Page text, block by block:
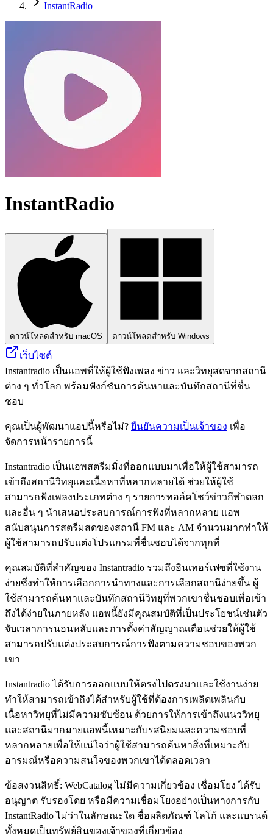
InstantRadio
InstantRadio
ดาวน์โหลดสำหรับ macOS ดาวน์โหลดสำหรับ Windows
เว็บไซต์
Instantradio เป็นแอพที่ให้ผู้ใช้ฟังเพลง ข่าว และวิทยุสดจากสถานี
ต่าง ๆ ทั่วโลก พร้อมฟังก์ชันการค้นหาและบันทึกสถานีที่ชื่น
ชอบ
คุณเป็นผู้พัฒนาแอปนี้หรือไม่? ยืนยันความเป็นเจ้าของ เพื่อ
จัดการหน้ารายการนี้
Instantradio เป็นแอพสตรีมมิ่งที่ออกแบบมาเพื่อให้ผู้ใช้สามารถ
เข้าถึงสถานีวิทยุและเนื้อหาที่หลากหลายได้ ช่วยให้ผู้ใช้
สามารถฟังเพลงประเภทต่าง ๆ รายการทอล์คโชว์ข่าวกีฬาตลก
และอื่น ๆ นำเสนอประสบการณ์การฟังที่หลากหลาย แอพ
สนับสนุนการสตรีมสดของสถานี FM และ AM จำนวนมากทำให้
ผู้ใช้สามารถปรับแต่งโปรแกรมที่ชื่นชอบได้จากทุกที่
คุณสมบัติที่สำคัญของ Instantradio รวมถึงอินเทอร์เฟซที่ใช้งาน
ง่ายซึ่งทำให้การเลือกการนำทางและการเลือกสถานีง่ายขึ้น ผู้
ใช้สามารถค้นหาและบันทึกสถานีวิทยุที่พวกเขาชื่นชอบเพื่อเข้า
ถึงได้ง่ายในภายหลัง แอพนี้ยังมีคุณสมบัติที่เป็นประโยชน์เช่นตัว
จับเวลาการนอนหลับและการตั้งค่าสัญญาณเตือนช่วยให้ผู้ใช้
สามารถปรับแต่งประสบการณ์การฟังตามความชอบของพวก
เขา
Instantradio ได้รับการออกแบบให้ตรงไปตรงมาและใช้งานง่าย
ทำให้สามารถเข้าถึงได้สำหรับผู้ใช้ที่ต้องการเพลิดเพลินกับ
เนื้อหาวิทยุที่ไม่มีความซับซ้อน ด้วยการให้การเข้าถึงแนววิทยุ
และสถานีมากมายแอพนี้เหมาะกับรสนิยมและความชอบที่
หลากหลายเพื่อให้แน่ใจว่าผู้ใช้สามารถค้นหาสิ่งที่เหมาะกับ
อารมณ์หรือความสนใจของพวกเขาได้ตลอดเวลา
ข้อสงวนสิทธิ์: WebCatalog ไม่มีความเกี่ยวข้อง เชื่อมโยง ได้รับ
อนุญาต รับรองโดย หรือมีความเชื่อมโยงอย่างเป็นทางการกับ
InstantRadio ไม่ว่าในลักษณะใด ชื่อผลิตภัณฑ์ โลโก้ และแบรนด์
ทั้งหมดเป็นทรัพย์สินของเจ้าของที่เกี่ยวข้อง